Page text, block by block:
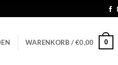
WARENKORB /€0,00 0